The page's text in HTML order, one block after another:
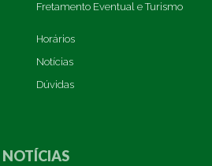
Fretamento Eventual e Turismo
Horários
Notícias
Dúvidas
NOTÍCIAS